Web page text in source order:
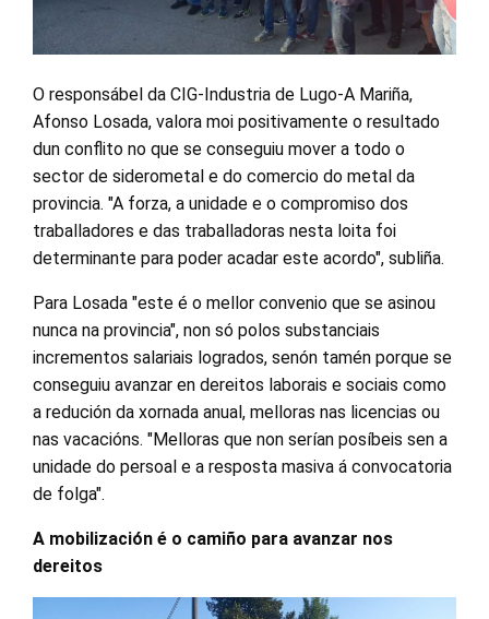
O responsábel da CIG-Industria de Lugo-A Mariña,
Afonso Losada, valora moi positivamente o resultado
dun conflito no que se conseguiu mover a todo o
sector de siderometal e do comercio do metal da
provincia. "A forza, a unidade e o compromiso dos
traballadores e das traballadoras nesta loita foi
determinante para poder acadar este acordo", subliña.
Para Losada "este é o mellor convenio que se asinou
nunca na provincia", non só polos substanciais
incrementos salariais logrados, senón tamén porque se
conseguiu avanzar en dereitos laborais e sociais como
a redución da xornada anual, melloras nas licencias ou
nas vacacións. "Melloras que non serían posíbeis sen a
unidade do persoal e a resposta masiva á convocatoria
de folga".
A mobilización é o camiño para avanzar nos
dereitos